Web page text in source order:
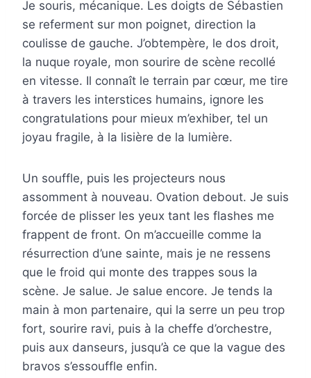
Je souris, mécanique. Les doigts de Sébastien
se referment sur mon poignet, direction la
coulisse de gauche. J’obtempère, le dos droit,
la nuque royale, mon sourire de scène recollé
en vitesse. Il connaît le terrain par cœur, me tire
à travers les interstices humains, ignore les
congratulations pour mieux m’exhiber, tel un
joyau fragile, à la lisière de la lumière.
Un souffle, puis les projecteurs nous
assomment à nouveau. Ovation debout. Je suis
forcée de plisser les yeux tant les flashes me
frappent de front. On m’accueille comme la
résurrection d’une sainte, mais je ne ressens
que le froid qui monte des trappes sous la
scène. Je salue. Je salue encore. Je tends la
main à mon partenaire, qui la serre un peu trop
fort, sourire ravi, puis à la cheffe d’orchestre,
puis aux danseurs, jusqu’à ce que la vague des
bravos s’essouffle enfin.